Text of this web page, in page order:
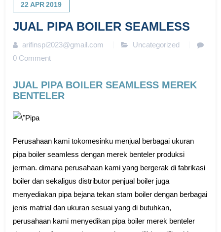
22 APR 2019
JUAL PIPA BOILER SEAMLESS
arifinspi2023@gmail.com
Uncategorized
0 Comment
JUAL PIPA BOILER SEAMLESS MEREK
BENTELER
Perusahaan kami tokomesinku menjual berbagai ukuran
pipa boiler seamless dengan merek benteler produksi
jerman. dimana perusahaan kami yang bergerak di fabrikasi
boiler dan sekaligus distributor penjual boiler juga
menyediakan pipa bejana tekan stam boiler dengan berbagai
jenis matrial dan ukuran sesuai yang di butuhkan,
perusahaan kami menyedikan pipa boiler merek benteler